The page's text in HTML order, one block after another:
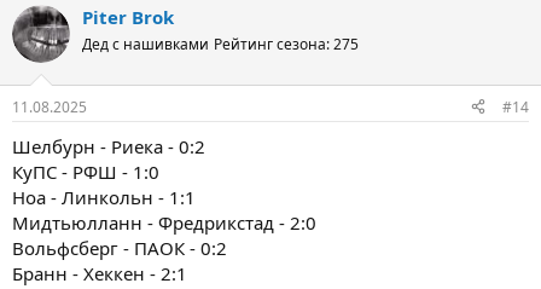
Piter Brok
Дед с нашивками Рейтинг сезона: 275
11.08.2025 #14
Шелбурн - Риека - 0:2
КуПС - РФШ - 1:0
Ноа - Линкольн - 1:1
Мидтьюлланн - Фредрикстад - 2:0
Вольфсберг - ПАОК - 0:2
Бранн - Хеккен - 2:1